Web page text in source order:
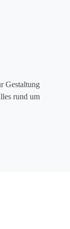
Gestaltung
rund um